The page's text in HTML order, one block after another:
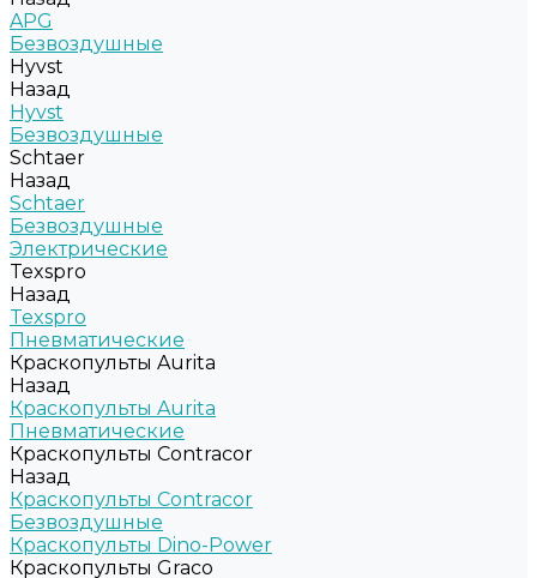
APG
Безвоздушные
Hyvst
Назад
Hyvst
Безвоздушные
Schtaer
Назад
Schtaer
Безвоздушные
Электрические
Texspro
Назад
Texspro
Пневматические
Краскопульты Aurita
Назад
Краскопульты Aurita
Пневматические
Краскопульты Contracor
Назад
Краскопульты Contracor
Безвоздушные
Краскопульты Dino-Power
Краскопульты Graco